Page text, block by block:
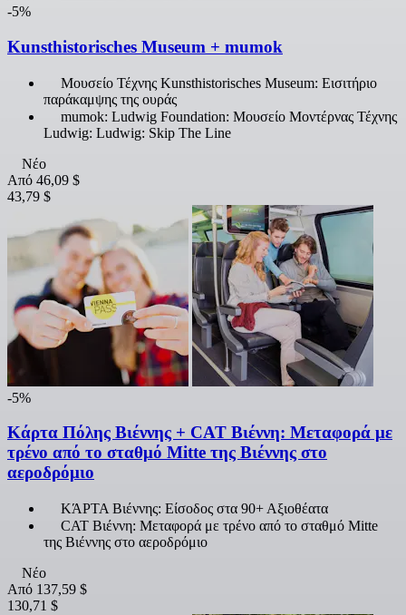
-5%
Kunsthistorisches Museum + mumok
Μουσείο Τέχνης Kunsthistorisches Museum: Εισιτήριο
παράκαμψης της ουράς
mumok: Ludwig Foundation: Μουσείο Μοντέρνας Τέχνης
Ludwig: Ludwig: Skip The Line
Νέο
Από 46,09 $
43,79 $
-5%
Κάρτα Πόλης Βιέννης + CAT Βιέννη: Μεταφορά με
τρένο από το σταθμό Mitte της Βιέννης στο
αεροδρόμιο
ΚΆΡΤΑ Βιέννης: Είσοδος στα 90+ Αξιοθέατα
CAT Βιέννη: Μεταφορά με τρένο από το σταθμό Mitte
της Βιέννης στο αεροδρόμιο
Νέο
Από 137,59 $
130,71 $